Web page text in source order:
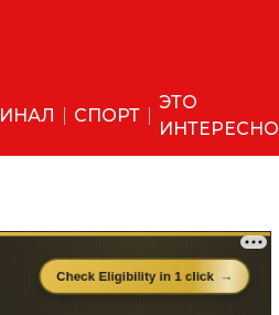
СПОРТ
ЭТО
ИНТЕРЕСНО